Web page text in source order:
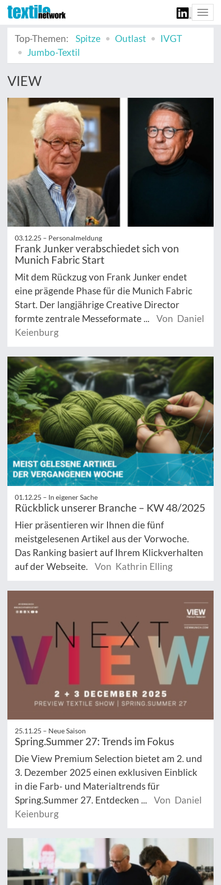
Top-Themen:
Spitze Outlast
IVGT
Jumbo-Textil
VIEW
03.12.25 – Personalmeldung
Frank Junker verabschiedet sich von
Munich Fabric Start
Mit dem Rückzug von Frank Junker endet
eine prägende Phase für die Munich Fabric
Start. Der langjährige Creative Director
formte zentrale Messeformate ...
Von Daniel
Keienburg
01.12.25 – In eigener Sache
Rückblick unserer Branche – KW 48/2025
Hier präsentieren wir Ihnen die fünf
meistgelesenen Artikel aus der Vorwoche.
Das Ranking basiert auf Ihrem Klickverhalten
auf der Webseite.
Von Kathrin Elling
25.11.25 – Neue Saison
Spring.Summer 27: Trends im Fokus
Die View Premium Selection bietet am 2. und
3. Dezember 2025 einen exklusiven Einblick
in die Farb- und Materialtrends für
Spring.Summer 27. Entdecken ...
Von Daniel
Keienburg